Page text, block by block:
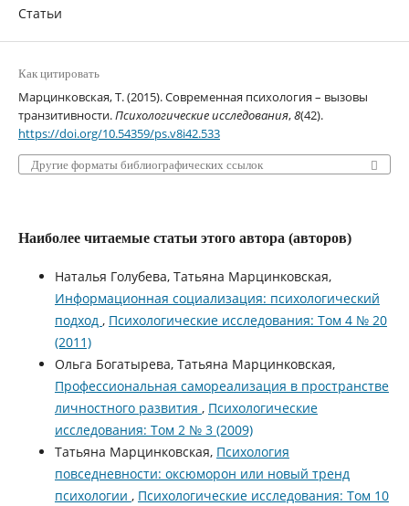
Статьи
Как цитировать
Марцинковская, Т. (2015). Современная психология – вызовы
транзитивности.Психологические исследования,8(42).
https://doi.org/10.54359/ps.v8i42.533
Другие форматы библиографических ссылок
Наиболее читаемые статьи этого автора (авторов)
Наталья Голубева, Татьяна Марцинковская,
Информационная социализация: психологический
подход , Психологические исследования: Том 4 № 20
(2011)
Ольга Богатырева, Татьяна Марцинковская,
Профессиональная самореализация в пространстве
личностного развития , Психологические
исследования: Том 2 № 3 (2009)
Татьяна Марцинковская, Психология
повседневности: оксюморон или новый тренд
психологии , Психологические исследования: Том 10